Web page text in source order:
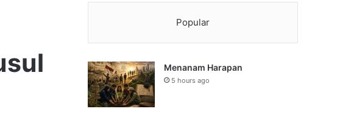
Popular
Menanam Harapan
5 hours ago